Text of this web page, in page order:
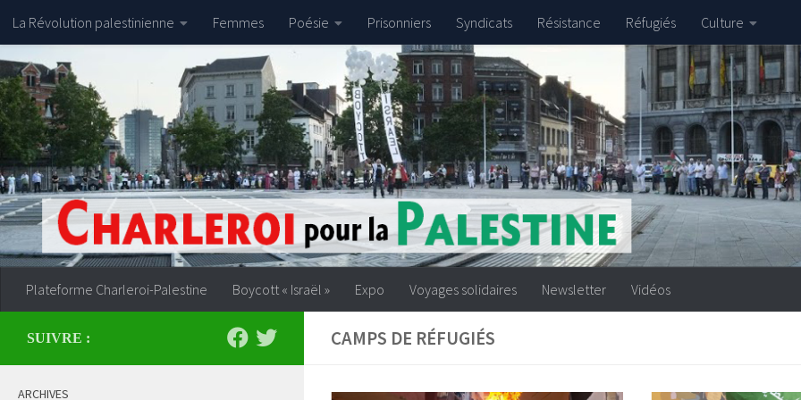
Skip to content
La Révolution palestinienne Femmes Poésie Prisonniers Syndicats Résistance Réfugiés Culture
Plateforme Charleroi-Palestine Boycott « Israël » Expo Voyages solidaires Newsletter Vidéos
CAMPS DE RÉFUGIÉS
SUIVRE :
ARCHIVES